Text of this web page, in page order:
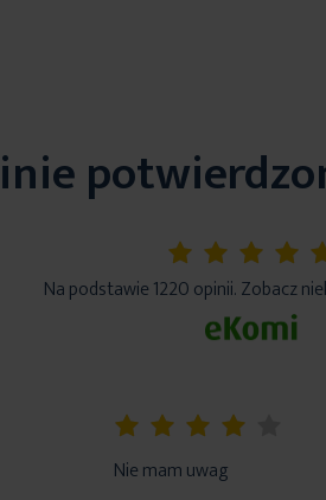
Na podstawie 1220 opinii. Zobacz
Nie mam uwag